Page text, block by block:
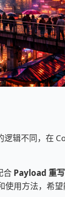
辑不同，在
合 Payload 重写
使用方法，希